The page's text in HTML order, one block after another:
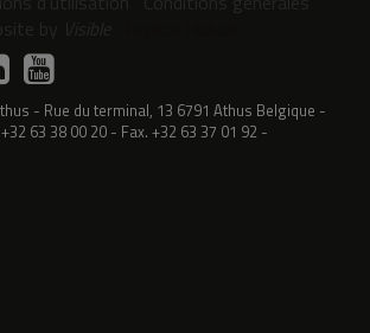
Rue du terminal, 13 6791 Athus Belgique
+32 63 38 00 20 Fax. +32 63 37 01 92